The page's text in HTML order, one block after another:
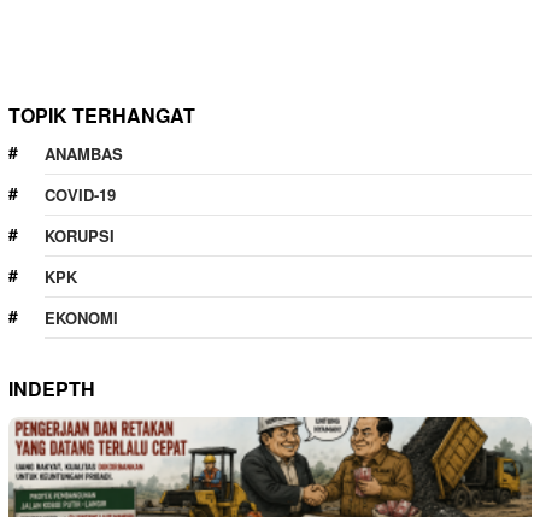
TOPIK TERHANGAT
ANAMBAS
COVID-19
KORUPSI
KPK
EKONOMI
INDEPTH